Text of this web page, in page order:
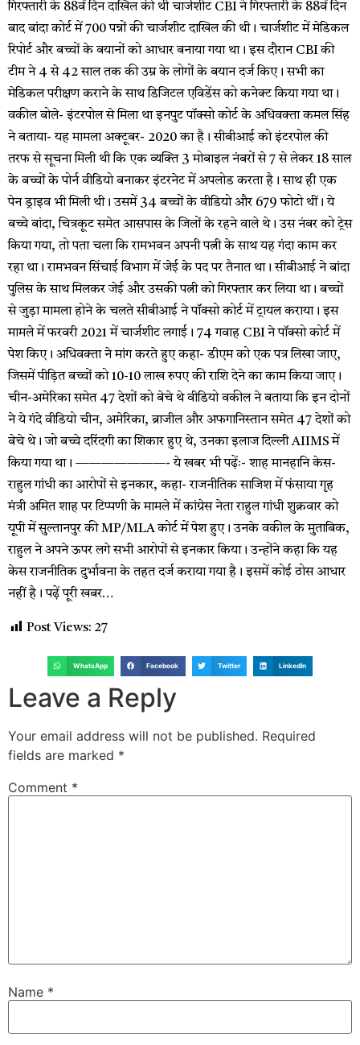
गिरफ्तारी के 88वें दिन दाखिल की थी चार्जशीट CBI ने गिरफ्तारी के 88वें दिन
बाद बांदा कोर्ट में 700 पन्नों की चार्जशीट दाखिल की थी। चार्जशीट में मेडिकल
रिपोर्ट और बच्चों के बयानों को आधार बनाया गया था। इस दौरान CBI की
टीम ने 4 से 42 साल तक की उम्र के लोगों के बयान दर्ज किए। सभी का
मेडिकल परीक्षण कराने के साथ डिजिटल एविडेंस को कनेक्ट किया गया था।
वकील बोले- इंटरपोल से मिला था इनपुट पॉक्सो कोर्ट के अधिवक्ता कमल सिंह
ने बताया- यह मामला अक्टूबर- 2020 का है। सीबीआई को इंटरपोल की
तरफ से सूचना मिली थी कि एक व्यक्ति 3 मोबाइल नंबरों से 7 से लेकर 18 साल
के बच्चों के पोर्न वीडियो बनाकर इंटरनेट में अपलोड करता है। साथ ही एक
पेन ड्राइव भी मिली थी। उसमें 34 बच्चों के वीडियो और 679 फोटो थीं। ये
बच्चे बांदा, चित्रकूट समेत आसपास के जिलों के रहने वाले थे। उस नंबर को ट्रेस
किया गया, तो पता चला कि रामभवन अपनी पत्नी के साथ यह गंदा काम कर
रहा था। रामभवन सिंचाई विभाग में जेई के पद पर तैनात था। सीबीआई ने बांदा
पुलिस के साथ मिलकर जेई और उसकी पत्नी को गिरफ्तार कर लिया था। बच्चों
से जुड़ा मामला होने के चलते सीबीआई ने पॉक्सो कोर्ट में ट्रायल कराया। इस
मामले में फरवरी 2021 में चार्जशीट लगाई। 74 गवाह CBI ने पॉक्सो कोर्ट में
पेश किए। अधिवक्ता ने मांग करते हुए कहा- डीएम को एक पत्र लिखा जाए,
जिसमें पीड़ित बच्चों को 10-10 लाख रुपए की राशि देने का काम किया जाए।
चीन-अमेरिका समेत 47 देशों को बेचे थे वीडियो वकील ने बताया कि इन दोनों
ने ये गंदे वीडियो चीन, अमेरिका, ब्राजील और अफगानिस्तान समेत 47 देशों को
बेचे थे। जो बच्चे दरिंदगी का शिकार हुए थे, उनका इलाज दिल्ली AIIMS में
किया गया था। ———————- ये खबर भी पढ़ेंः- शाह मानहानि केस-
राहुल गांधी का आरोपों से इनकार, कहा- राजनीतिक साजिश में फंसाया गृह
मंत्री अमित शाह पर टिप्पणी के मामले में कांग्रेस नेता राहुल गांधी शुक्रवार को
यूपी में सुल्तानपुर की MP/MLA कोर्ट में पेश हुए। उनके वकील के मुताबिक,
राहुल ने अपने ऊपर लगे सभी आरोपों से इनकार किया। उन्होंने कहा कि यह
केस राजनीतिक दुर्भावना के तहत दर्ज कराया गया है। इसमें कोई ठोस आधार
नहीं है। पढ़ें पूरी खबर…
Post Views: 27
WhatsApp Facebook Twitter LinkedIn
Leave a Reply
Your email address will not be published. Required
fields are marked *
Comment *
Name *